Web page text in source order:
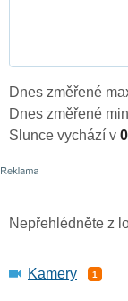
Dnes změřené
Dnes změřené
Slunce vychází v
Nepřehlédněte z
Kamery 1